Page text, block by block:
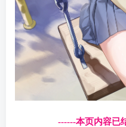
------本页内容已